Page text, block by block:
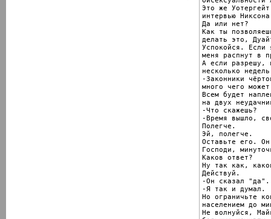
Это же
интервью
Да или нет?
Как ты
делать это,
Успокойся. Если
меня распнут в
А если разрешу,
несколько
-Законники
много чего
Всем будет
на двух
-Что скажешь?
-Время вышло,
Полегче.
Эй, полегче.
Оставьте его.
Господи,
Каков ответ?
Ну так как,
Действуй.
-Он сказал "да".
-Я так и думал.
Но ограничьте
населением до
Не волнуйся,